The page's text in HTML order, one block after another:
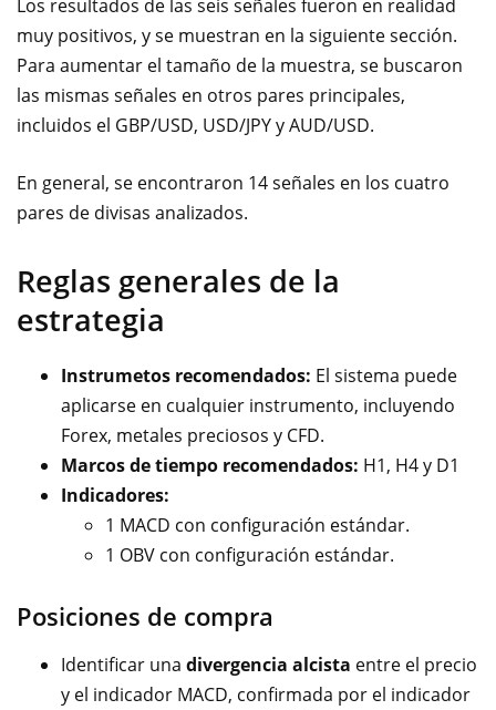
Los resultados de las seis señales fueron en realidad
muy positivos, y se muestran en la siguiente sección.
Para aumentar el tamaño de la muestra, se buscaron
las mismas señales en otros pares principales,
incluidos el GBP/USD, USD/JPY y AUD/USD.
En general, se encontraron 14 señales en los cuatro
pares de divisas analizados.
Reglas generales de la
estrategia
Instrumetos recomendados: El sistema puede
aplicarse en cualquier instrumento, incluyendo
Forex, metales preciosos y CFD.
Marcos de tiempo recomendados: H1, H4 y D1
Indicadores:
1 MACD con configuración estándar.
1 OBV con configuración estándar.
Posiciones de compra
Identificar una divergencia alcista entre el precio
y el indicador MACD, confirmada por el indicador